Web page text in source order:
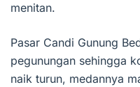
menitan.
Pasar Candi Gunung
pegunungan sehingga
naik turun, medannya